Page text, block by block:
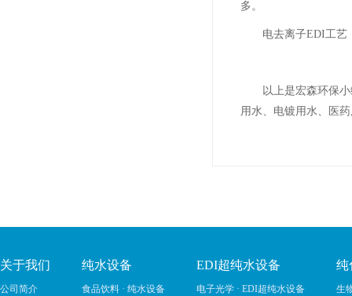
多。
电去离子EDI工艺：
以上是宏森环保小
用水、电镀用水、医
关于我们
公司简介
纯水设备
食品饮料 · 纯水设备
EDI超纯水设备
电子光学 · EDI超纯水设备
纯
生